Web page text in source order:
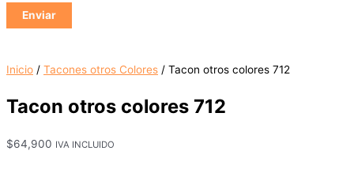
Inicio / Tacones otros Colores / Tacon otros colores 712
Tacon otros colores 712
$64,900 IVA INCLUIDO